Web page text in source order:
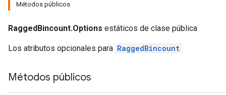
Métodos públicos
RaggedBincount.Options estáticos de clase pública
Los atributos opcionales para RaggedBincount
Métodos públicos